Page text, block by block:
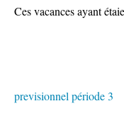
Ces vacances ayant
previsionnel période 3